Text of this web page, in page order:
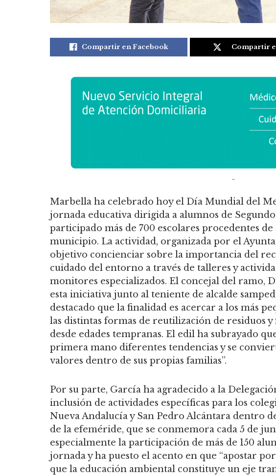
Compartir en Facebook Compartir
Marbella ha celebrado hoy el Día Mundial del
jornada educativa dirigida a alumnos de
participado más de 700 escolares procedentes
municipio. La actividad, organizada por el
objetivo concienciar sobre la importancia del
cuidado del entorno a través de talleres y
monitores especializados. El concejal del ramo,
esta iniciativa junto al teniente de alcalde
destacado que la finalidad es acercar a los más
las distintas formas de reutilización de residuos
desde edades tempranas. El edil ha subrayado
primera mano diferentes tendencias y se
valores dentro de sus propias familias”.
Por su parte, García ha agradecido a la
inclusión de actividades específicas para los
Nueva Andalucía y San Pedro Alcántara dentro
de la efeméride, que se conmemora cada 5 de
especialmente la participación de más de 150
jornada y ha puesto el acento en que “apostar
que la educación ambiental constituye un eje